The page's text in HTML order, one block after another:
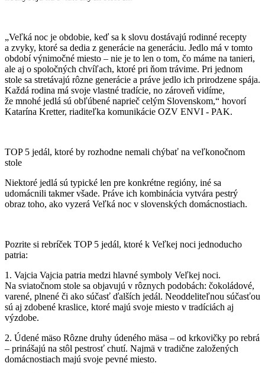
„Veľká noc je obdobie, keď sa k slovu dostávajú rodinné recepty
a zvyky, ktoré sa dedia z generácie na generáciu. Jedlo má v tomto
období výnimočné miesto – nie je to len o tom, čo máme na tanieri,
ale aj o spoločných chvíľach, ktoré pri ňom trávime. Pri jednom
stole sa stretávajú rôzne generácie a práve jedlo ich prirodzene spája.
Každá rodina má svoje vlastné tradície, no zároveň vidíme,
že mnohé jedlá sú obľúbené naprieč celým Slovenskom,“ hovorí
Katarína Kretter, riaditeľka komunikácie OZV ENVI - PAK.
TOP 5 jedál, ktoré by rozhodne nemali chýbať na veľkonočnom
stole
Niektoré jedlá sú typické len pre konkrétne regióny, iné sa
udomácnili takmer všade. Práve ich kombinácia vytvára pestrý
obraz toho, ako vyzerá Veľká noc v slovenských domácnostiach.
Pozrite si rebríček TOP 5 jedál, ktoré k Veľkej noci jednoducho
patria:
1. Vajcia Vajcia patria medzi hlavné symboly Veľkej noci.
Na sviatočnom stole sa objavujú v rôznych podobách: čokoládové,
varené, plnené či ako súčasť ďalších jedál. Neoddeliteľnou súčasťou
sú aj zdobené kraslice, ktoré majú svoje miesto v tradíciách aj
výzdobe.
2. Údené mäso Rôzne druhy údeného mäsa – od krkovičky po rebrá
– prinášajú na stôl pestrosť chutí. Najmä v tradične založených
domácnostiach majú svoje pevné miesto.